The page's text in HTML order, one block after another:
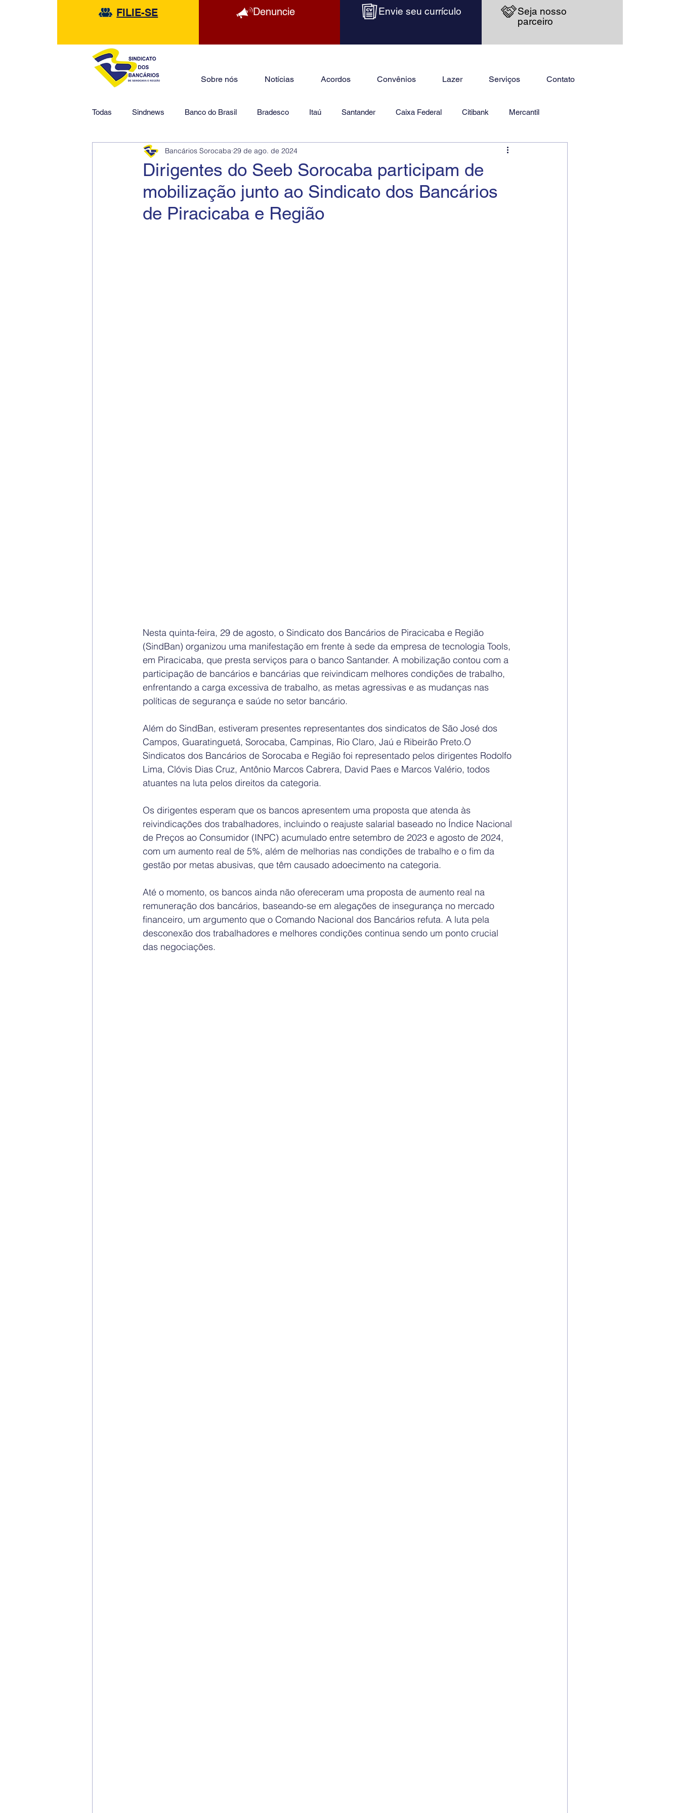
FILIE-SE Denuncie Envie seu currículo
Seja nosso
parceiro
Sobre nós Notícias Acordos Convênios Lazer Serviços Contato
Todas Sindnews Banco do Brasil Bradesco Itaú Santander Caixa Federal Citibank Mercantil
HSBC Financeiras Jurídico
Dirigentes do Seeb Sorocaba participam de
mobilização junto ao Sindicato dos Bancários
de Piracicaba e Região
Bancários Sorocaba 29 de ago. de 2024
Nesta quinta-feira, 29 de agosto, o Sindicato dos Bancários de Piracicaba e Região
(SindBan) organizou uma manifestação em frente à sede da empresa de tecnologia Tools,
em Piracicaba, que presta serviços para o banco Santander. A mobilização contou com a
participação de bancários e bancárias que reivindicam melhores condições de trabalho,
enfrentando a carga excessiva de trabalho, as metas agressivas e as mudanças nas
políticas de segurança e saúde no setor bancário.
Além do SindBan, estiveram presentes representantes dos sindicatos de São José dos
Campos, Guaratinguetá, Sorocaba, Campinas, Rio Claro, Jaú e Ribeirão Preto.O
Sindicatos dos Bancários de Sorocaba e Região foi representado pelos dirigentes Rodolfo
Lima, Clóvis Dias Cruz, Antônio Marcos Cabrera, David Paes e Marcos Valério, todos
atuantes na luta pelos direitos da categoria.
Os dirigentes esperam que os bancos apresentem uma proposta que atenda às
reivindicações dos trabalhadores, incluindo o reajuste salarial baseado no Índice Nacional
de Preços ao Consumidor (INPC) acumulado entre setembro de 2023 e agosto de 2024,
com um aumento real de 5%, além de melhorias nas condições de trabalho e o fim da
gestão por metas abusivas, que têm causado adoecimento na categoria.
Até o momento, os bancos ainda não ofereceram uma proposta de aumento real na
remuneração dos bancários, baseando-se em alegações de insegurança no mercado
financeiro, um argumento que o Comando Nacional dos Bancários refuta. A luta pela
desconexão dos trabalhadores e melhores condições continua sendo um ponto crucial
das negociações.